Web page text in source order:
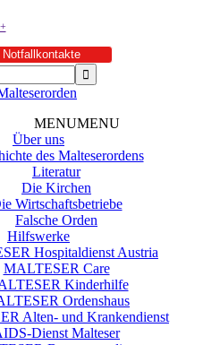
+
Notfallkontakte
MENUMENU
Über uns
des Malteserordens
Literatur
Die Kirchen
Wirtschaftsbetriebe
Falsche Orden
Hilfswerke
Hospitaldienst Austria
MALTESER Care
Kinderhilfe
Ordenshaus
Alten- und Krankendienst
Dienst Malteser